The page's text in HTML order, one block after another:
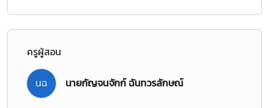
ครูผู้สอน
นฉ นายกัญจนจักก์ ฉันทวรลักษณ์